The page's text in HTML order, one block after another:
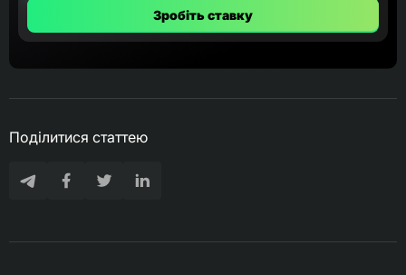
Зробіть ставку
Поділитися статтею